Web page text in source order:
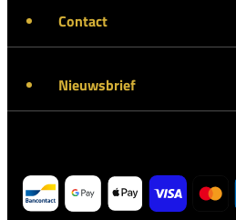
Contact
Nieuwsbrief